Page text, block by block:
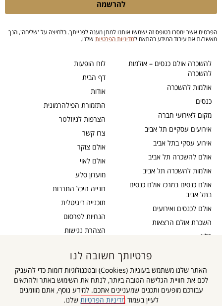
לוח הופעות
דף הבית
אודות
התזמורת הפילהרמונית
הצרפות לניוזלטר
צרו קשר
אולם צוקר
אולם לאוי
מועדון סלע
חנייה היכל התרבות
תוכנייה דיגיטלית
הנחיות לפרסום
הצהרת נגישות
אישור נגישות
מדיניות פרטיות
מפת אתר
להשכרה אולם כנסים – אולמות
להשכרה
אולמות להשכרה
כנסים
מקום לאירועי חברה
אירועים עסקיים תל אביב
אירוע עסקי בתל אביב
אולם להשכרה תל אביב
אולמות להשכרה תל אביב
אולם כנסים במרכז אולם כנסים
בתל אביב
אולם לכנסים ואירועים
השכרת אולם הרצאות
בלוג
להרשמה
הפרטים אשר ימסרו בטופס זה ישמשו אותנו למתן מענה לפנייתך. בלחיצה על 'שליחה', הנך
מאשר/ת את עיבוד המידע בהתאם למדיניות הפרטיות שלנו.
פרטיותך חשובה לנו
האתר שלנו משתמש בעוגיות (Cookies) ובטכנולוגיות דומות כדי להעניק
לכם את חוויית הגלישה הטובה ביותר, לנתח את השימוש באתר ולהתאים
עבורכם מופעים ותכנים שמעניינים אתכם. למידע נוסף, אתם מוזמנים
לעיין בעמוד מדיניות הפרטיות שלנו.